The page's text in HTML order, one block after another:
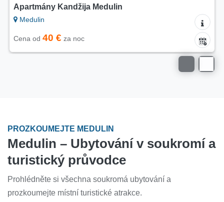
Apartmány Kandžija Medulin
Medulin
Cena od40 €za noc
PROZKOUMEJTE MEDULIN
Medulin – Ubytování v soukromí a
turistický průvodce
Prohlédněte si všechna soukromá ubytování a
prozkoumejte místní turistické atrakce.